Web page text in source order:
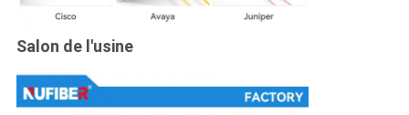
Salon de l'usine